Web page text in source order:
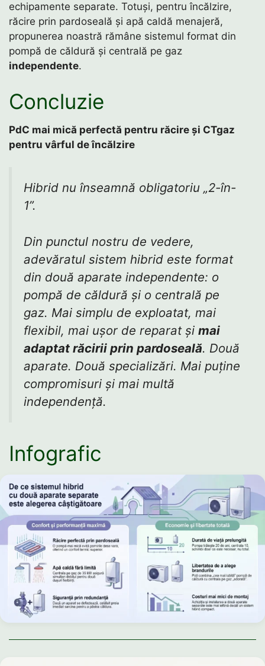
echipamente separate. Totuși, pentru încălzire,
răcire prin pardoseală și apă caldă menajeră,
propunerea noastră rămâne sistemul format din
pompă de căldură și centrală pe gaz
independente.
Concluzie
PdC mai mică perfectă pentru răcire și CTgaz
pentru vârful de încălzire
Hibrid nu înseamnă obligatoriu „2-în-
1”.
Din punctul nostru de vedere,
adevăratul sistem hibrid este format
din două aparate independente: o
pompă de căldură și o centrală pe
gaz. Mai simplu de exploatat, mai
flexibil, mai ușor de reparat și mai
adaptat răcirii prin pardoseală. Două
aparate. Două specializări. Mai puține
compromisuri și mai multă
independență.
Infografic